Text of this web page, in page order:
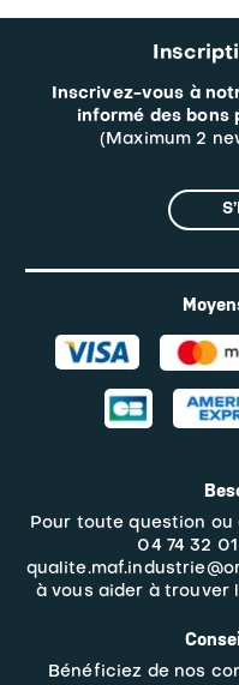
Inscrivez-vous à
informé des bons
(Maximum 2
Pour toute question
04 74 32
à vous aider à trouver
Bénéficiez de nos